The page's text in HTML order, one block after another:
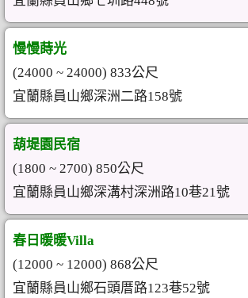
慢慢蒔光
(24000 ~ 24000) 833公尺
宜蘭縣員山鄉深洲二路158號
葫堤園民宿
(1800 ~ 2700) 850公尺
宜蘭縣員山鄉深溝村深洲路10巷21號
春日暖暖Villa
(12000 ~ 12000) 868公尺
宜蘭縣員山鄉石頭厝路123巷52號